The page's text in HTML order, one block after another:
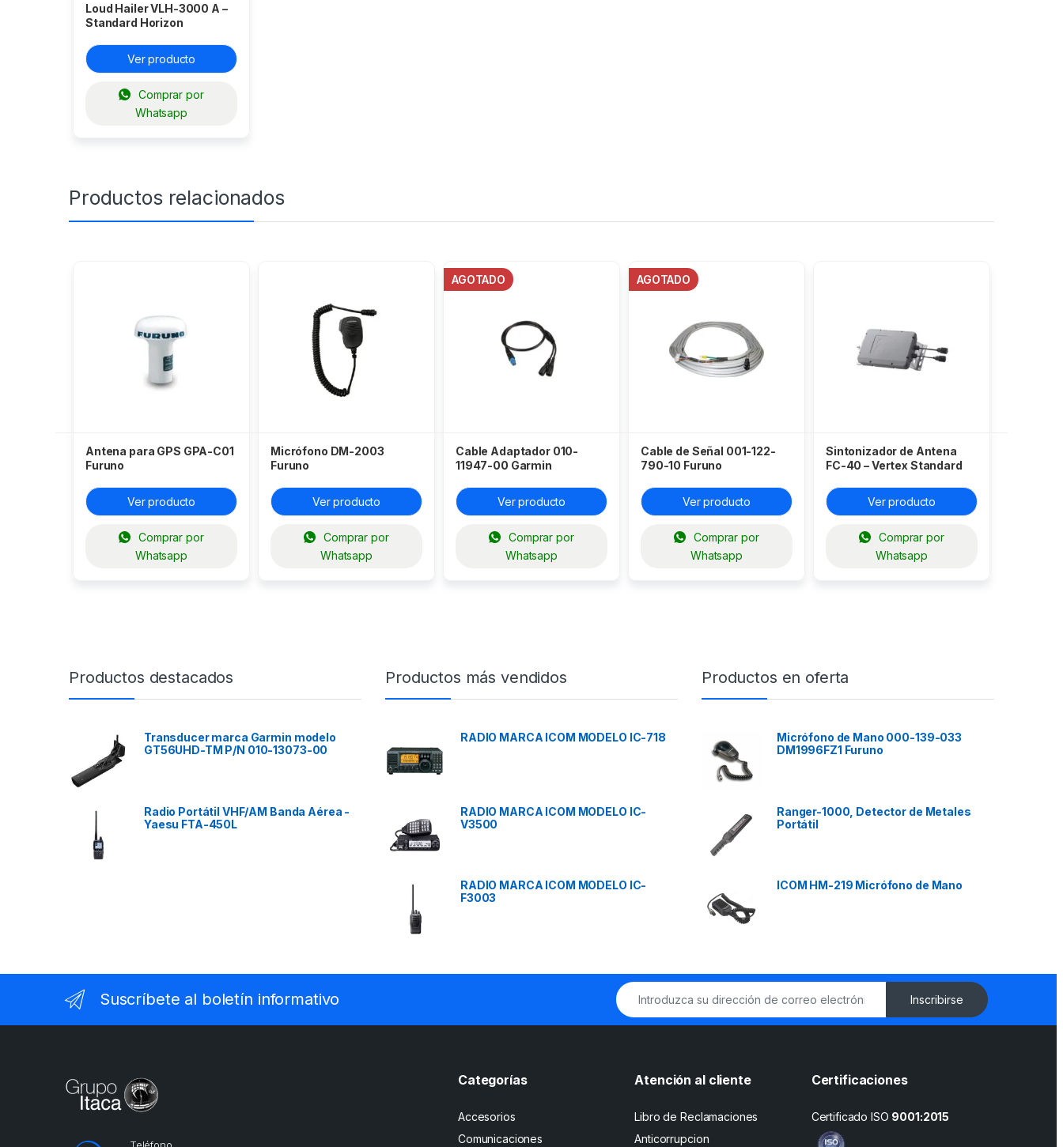
Loud Hailer VLH-3000 A –
Standard Horizon
Ver producto
Comprar por
Whatsapp
Productos relacionados
Antena para GPS GPA-C01
Furuno
Ver producto
Comprar por
Whatsapp
Micrófono DM-2003
Furuno
Ver producto
Comprar por
Whatsapp
AGOTADO
Cable Adaptador 010-
11947-00 Garmin
Ver producto
Comprar por
Whatsapp
AGOTADO
Cable de Señal 001-122-
790-10 Furuno
Ver producto
Comprar por
Whatsapp
Sintonizador de Antena
FC-40 – Vertex Standard
Ver producto
Comprar por
Whatsapp
Productos destacados
Transducer marca Garmin modelo
GT56UHD-TM P/N 010-13073-00
Radio Portátil VHF/AM Banda Aérea -
Yaesu FTA-450L
Productos más vendidos
RADIO MARCA ICOM MODELO IC-718
RADIO MARCA ICOM MODELO IC-
V3500
RADIO MARCA ICOM MODELO IC-
F3003
Productos en oferta
Micrófono de Mano 000-139-033
DM1996FZ1 Furuno
Ranger-1000, Detector de Metales
Portátil
ICOM HM-219 Micrófono de Mano
Suscríbete al boletín informativo Inscribirse
Categorías
Accesorios
Comunicaciones
Atención al cliente
Libro de Reclamaciones
Anticorrupcion
Certificaciones
Certificado ISO 9001:2015